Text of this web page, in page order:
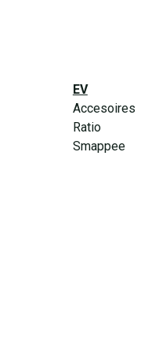
EV
Accesoires
Ratio
Smappee